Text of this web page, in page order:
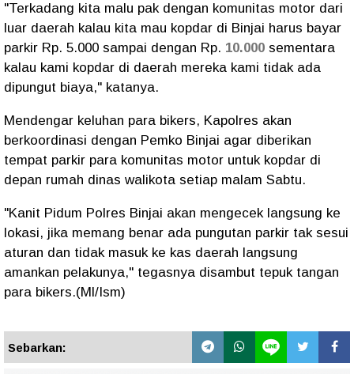
"Terkadang kita malu pak dengan komunitas motor dari
luar daerah kalau kita mau kopdar di Binjai harus bayar
parkir Rp. 5.000 sampai dengan Rp. 10.000 sementara
kalau kami kopdar di daerah mereka kami tidak ada
dipungut biaya," katanya.
Mendengar keluhan para bikers, Kapolres akan
berkoordinasi dengan Pemko Binjai agar diberikan
tempat parkir para komunitas motor untuk kopdar di
depan rumah dinas walikota setiap malam Sabtu.
"Kanit Pidum Polres Binjai akan mengecek langsung ke
lokasi, jika memang benar ada pungutan parkir tak sesui
aturan dan tidak masuk ke kas daerah langsung
amankan pelakunya," tegasnya disambut tepuk tangan
para bikers.(Ml/Ism)
Sebarkan: